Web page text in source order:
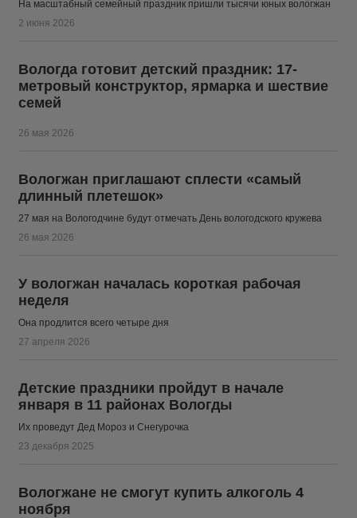
На масштабный семейный праздник пришли тысячи юных вологжан
2 июня 2026
Вологда готовит детский праздник: 17-
метровый конструктор, ярмарка и шествие
семей
26 мая 2026
Вологжан приглашают сплести «самый
длинный плетешок»
27 мая на Вологодчине будут отмечать День вологодского кружева
26 мая 2026
У вологжан началась короткая рабочая
неделя
Она продлится всего четыре дня
27 апреля 2026
Детские праздники пройдут в начале
января в 11 районах Вологды
Их проведут Дед Мороз и Снегурочка
23 декабря 2025
Вологжане не смогут купить алкоголь 4
ноября